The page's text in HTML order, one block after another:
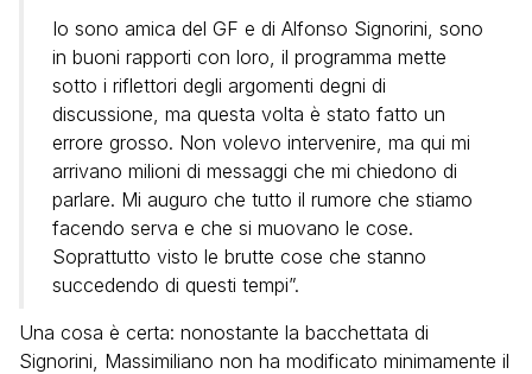
Io sono amica del GF e di Alfonso Signorini, sono
in buoni rapporti con loro, il programma mette
sotto i riflettori degli argomenti degni di
discussione, ma questa volta è stato fatto un
errore grosso. Non volevo intervenire, ma qui mi
arrivano milioni di messaggi che mi chiedono di
parlare. Mi auguro che tutto il rumore che stiamo
facendo serva e che si muovano le cose.
Soprattutto visto le brutte cose che stanno
succedendo di questi tempi”.
Una cosa è certa: nonostante la bacchettata di
Signorini, Massimiliano non ha modificato minimamente il